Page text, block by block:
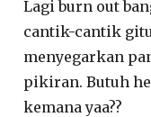
Lagi burn out
cantik-cantik
menyegarkan
pikiran. Butuh
kemana yaa??